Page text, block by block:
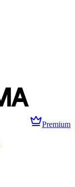
Premium